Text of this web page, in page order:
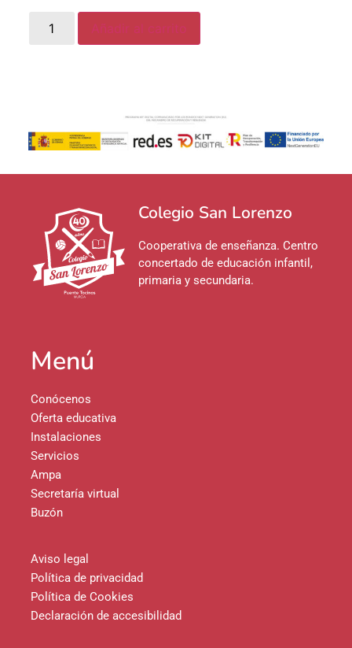
Añadir al carrito
Colegio San Lorenzo
Cooperativa de enseñanza. Centro
concertado de educación infantil,
primaria y secundaria.
Menú
Conócenos
Oferta educativa
Instalaciones
Servicios
Ampa
Secretaría virtual
Buzón
Aviso legal
Política de privacidad
Política de Cookies
Declaración de accesibilidad